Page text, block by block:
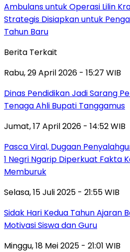
Ambulans untuk Operasi Lilin
Strategis Disiapkan untuk
Tahun Baru
Berita Terkait
Rabu, 29 April 2026 - 15:27 WIB
Dinas Pendidikan Jadi Sarang
Tenaga Ahli Bupati Tanggamus
Jumat, 17 April 2026 - 14:52 WIB
Pasca Viral, Dugaan
1 Negri Ngarip Diperkuat Fakta
Memburuk
Selasa, 15 Juli 2025 - 21:55 WIB
Sidak Hari Kedua Tahun Ajaran
Motivasi Siswa dan Guru
Minggu, 18 Mei 2025 - 21:01 WIB